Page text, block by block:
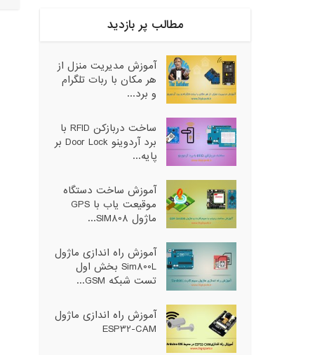
مطالب پر بازدید
آموزش مدیریت منزل از
هر مکان با ربات تلگرام
و برد...
ساخت دربازکن RFID با
برد آردوینو Door Lock بر
پایه...
آموزش ساخت دستگاه
موقیعت یاب با GPS
ماژول SIM808...
آموزش راه اندازی ماژول
Sim800L بخش اول
تست شبکه GSM...
آموزش راه اندازی ماژول
ESP32-CAM